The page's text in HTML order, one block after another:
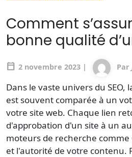
Comment
bonne qualité
calendar_today 2 novembre 2023 | Par
Dans le vaste univers du
est souvent comparée à un
votre site web. Chaque lien
d'approbation d'un site à un
moteurs de recherche
et l'autorité de votre contenu.